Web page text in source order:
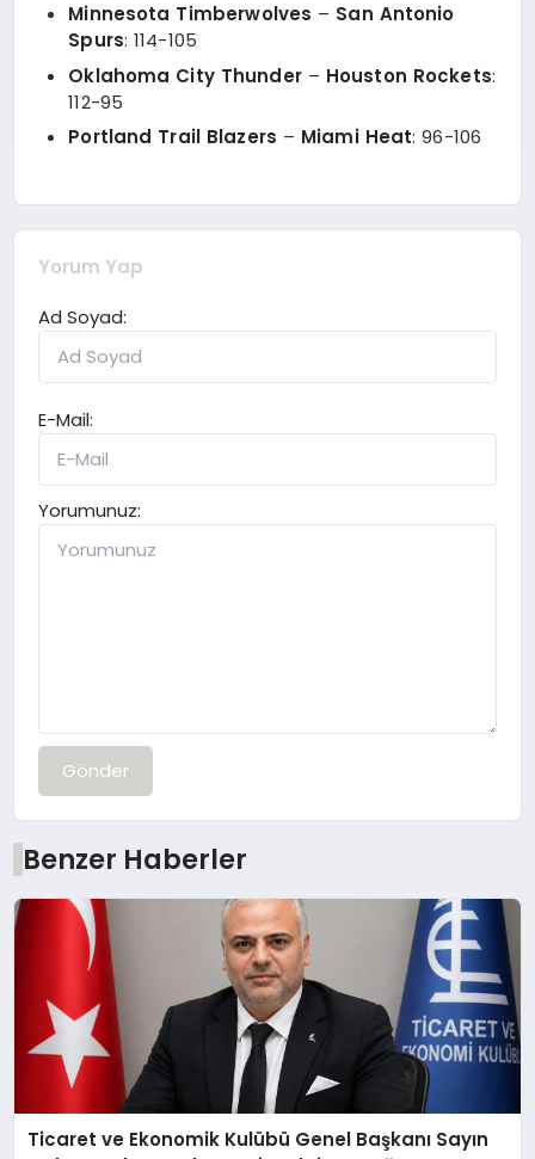
Minnesota Timberwolves – San Antonio
Spurs: 114-105
Oklahoma City Thunder– Houston Rockets:
112-95
Portland Trail Blazers – Miami Heat: 96-106
Yorum Yap
Ad Soyad:
E-Mail:
Yorumunuz:
Gönder
Benzer Haberler
Ticaret ve Ekonomik Kulübü Genel Başkanı Sayın